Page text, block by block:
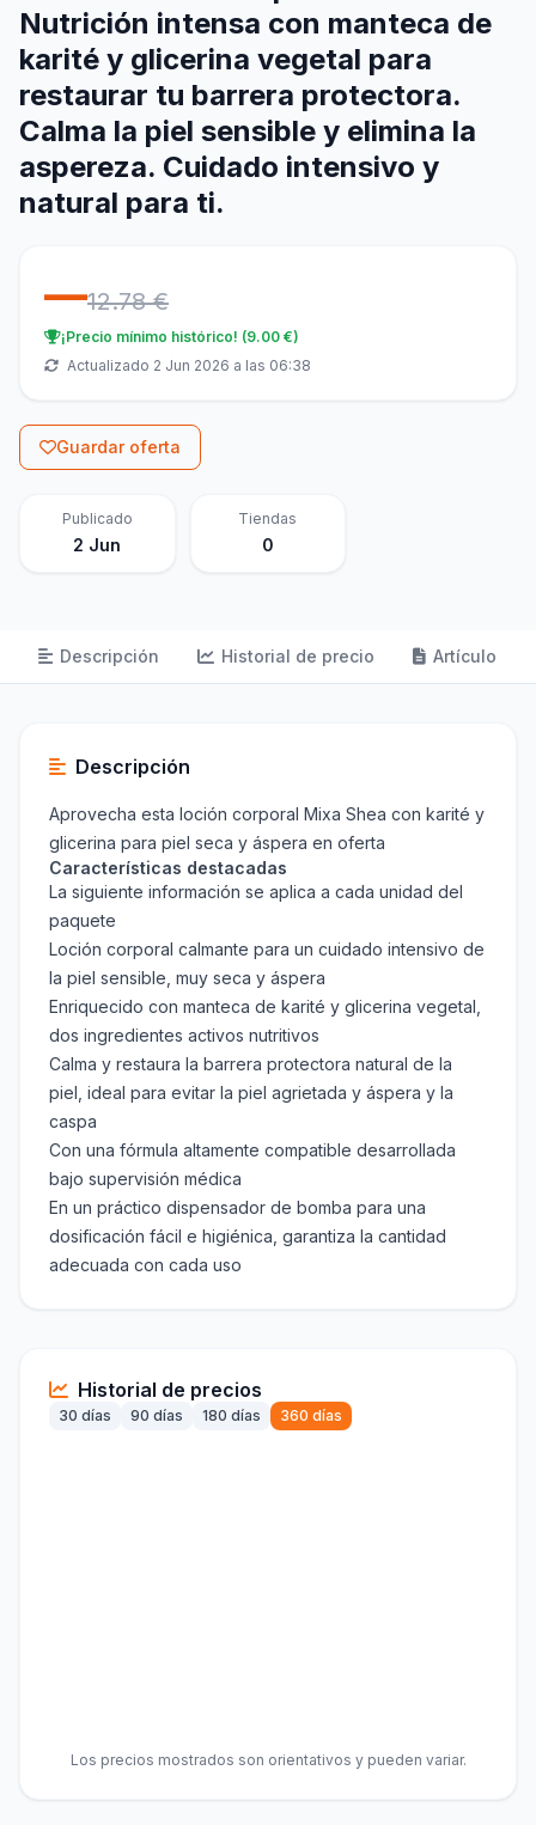
Nutrición intensa con manteca de
karité y glicerina vegetal para
restaurar tu barrera protectora.
Calma la piel sensible y elimina la
aspereza. Cuidado intensivo y
natural para ti.
—12.78 €
¡Precio mínimo histórico! (9.00 €)
Actualizado 2 Jun 2026 a las 06:38
Guardar oferta
Publicado
2 Jun
Tiendas
0
Descripción Historial de precio Artículo
Descripción
Aprovecha esta loción corporal Mixa Shea con karité y
glicerina para piel seca y áspera en oferta
Características destacadas
La siguiente información se aplica a cada unidad del
paquete
Loción corporal calmante para un cuidado intensivo de
la piel sensible, muy seca y áspera
Enriquecido con manteca de karité y glicerina vegetal,
dos ingredientes activos nutritivos
Calma y restaura la barrera protectora natural de la
piel, ideal para evitar la piel agrietada y áspera y la
caspa
Con una fórmula altamente compatible desarrollada
bajo supervisión médica
En un práctico dispensador de bomba para una
dosificación fácil e higiénica, garantiza la cantidad
adecuada con cada uso
Historial de precios
30 días 90 días 180 días 360 días
Los precios mostrados son orientativos y pueden variar.